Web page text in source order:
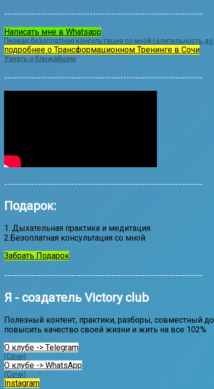
-----------------------------------------------------------------
Написать мне в Whatsapp
Первая безоплатная консультация со мной (длительность
подробнее о Трансформационном Тренинге в Сочи
Узнать о ближайшем
-----------------------------------------------------------------
-----------------------------------------------------------------
Подарок:
1. Дыхательная практика и медитация
2.Безоплатная консультация со мной
Забрать Подарок
-----------------------------------------------------------------
Я - создатель Victory club
Полезный контент, практики, разборы, совместный
повысить качество своей жизни и жить на все 102%
О клубе -> Telegram
(Сочи)
О клубе -> WhatsApp
(Сочи)
Instagram